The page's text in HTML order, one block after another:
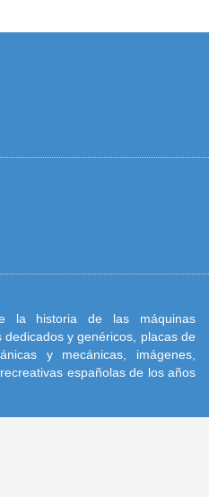
la historia de las máquinas
y genéricos, placas de
y mecánicas, imágenes,
españolas de los años